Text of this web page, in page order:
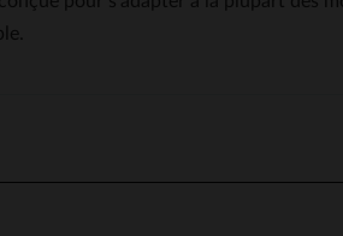
veste très agréable ,légère et chaude